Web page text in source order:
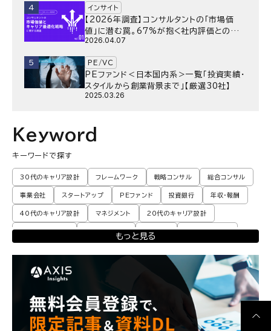
4 インサイト
【2026年調査】コンサルタントの「市場価
値」に潜む罠。67%が抱く社内評価との乖
離と、採用側が抱く“本音”の懸念とは
2026.04.07
5 PE/VC
PEファンド＜日本国内系＞一覧「投資実績・
スタイルから創業背景まで」【厳選30社】
2025.03.26
Keyword
キーワードで探す
30代のキャリア設計 フレームワーク 戦略コンサル 総合コンサル
事業会社 スタートアップ PEファンド 投資銀行 年収・報酬
40代のキャリア設計 マネジメント 20代のキャリア設計
転職体験談・実例 プロモーション 業界動向 コンサル現場論
エンジニア 調査レポート 独立・フリーランス
パートナー
コンサル現場論 経営企画・事業企画 メンタルケア
パラレルキャリア ワークライフバランス 移住・二拠点生活 AI活用
もっと見る